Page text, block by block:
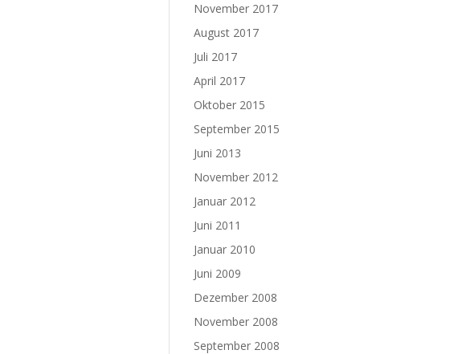
November 2017
August 2017
Juli 2017
April 2017
Oktober 2015
September 2015
Juni 2013
November 2012
Januar 2012
Juni 2011
Januar 2010
Juni 2009
Dezember 2008
November 2008
September 2008